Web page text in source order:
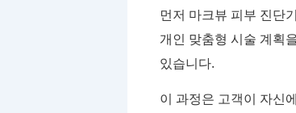
먼저 마크뷰 피부 진단
개인 맞춤형 시술 계획
있습니다.
이 과정은 고객이 자신